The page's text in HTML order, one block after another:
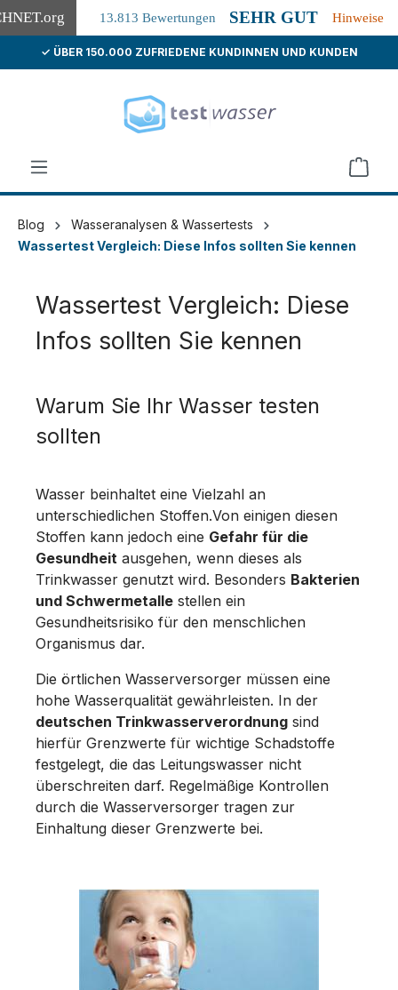
.org 13.813 Bewertungen SEHR GUT Hinweise
springen
✓ ÜBER 150.000 ZUFRIEDENE KUNDINNEN UND KUNDEN
Blog
Wasseranalysen & Wassertests
Wassertest Vergleich: Diese Infos sollten Sie kennen
Wassertest Vergleich: Diese
Infos sollten Sie kennen
Warum Sie Ihr Wasser testen
sollten
Wasser beinhaltet eine Vielzahl an
unterschiedlichen Stoffen.Von einigen diesen
Stoffen kann jedoch eine Gefahr für die
Gesundheit ausgehen, wenn dieses als
Trinkwasser genutzt wird. Besonders Bakterien
und Schwermetalle stellen ein
Gesundheitsrisiko für den menschlichen
Organismus dar.
Die örtlichen Wasserversorger müssen eine
hohe Wasserqualität gewährleisten. In der
deutschen Trinkwasserverordnung sind
hierfür Grenzwerte für wichtige Schadstoffe
festgelegt, die das Leitungswasser nicht
überschreiten darf. Regelmäßige Kontrollen
durch die Wasserversorger tragen zur
Einhaltung dieser Grenzwerte bei.